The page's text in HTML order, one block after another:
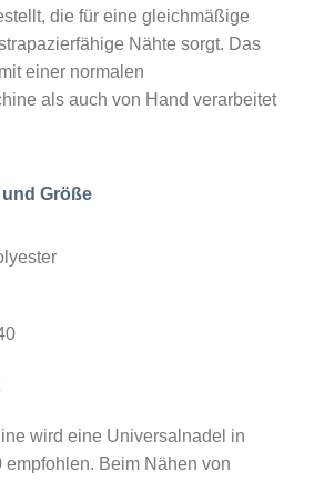
die für eine gleichmäßige
Nähte sorgt. Das
einer normalen
als auch von Hand verarbeitet
und Größe
wird eine Universalnadel in
empfohlen. Beim Nähen von